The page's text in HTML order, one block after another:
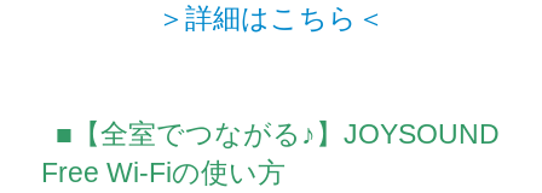
＞詳細はこちら＜
■【全室でつながる♪】JOYSOUND
Free Wi-Fiの使い方